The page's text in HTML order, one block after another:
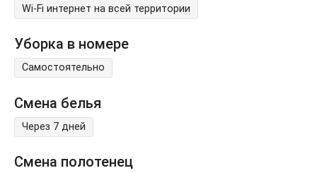
Wi-Fi интернет на всей территории
Уборка в номере
Самостоятельно
Смена белья
Через 7 дней
Смена полотенец